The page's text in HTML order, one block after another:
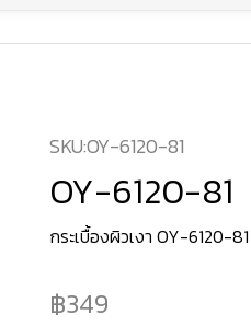
SKU:OY-6120-81
OY-6120-81
กระเบื้องผิวเงา OY-6120-81
349